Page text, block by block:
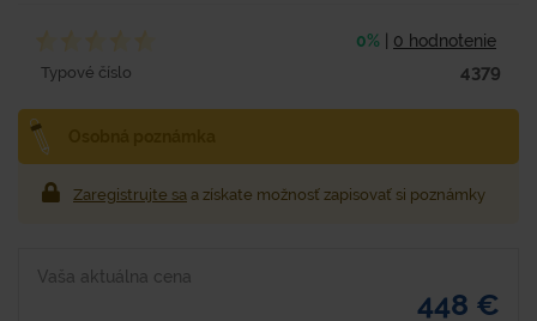
0% 0 hodnotenie
Typové číslo 4379
Zaregistrujte sa a získate možnosť zapisovať si poznámky
Vaša aktuálna cena
448 €